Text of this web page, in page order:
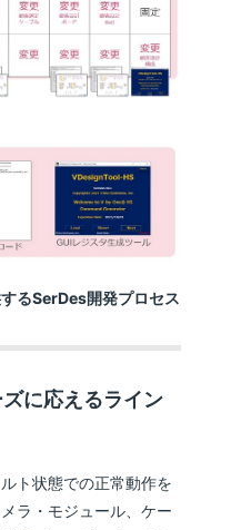
るSerDes開発プロセス
に応えるライン
ト状態での正常動作を
ラ・モジュール、ケー